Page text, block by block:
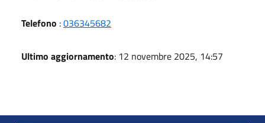
Telefono :036345682
Ultimo aggiornamento: 12 novembre 2025, 14:57